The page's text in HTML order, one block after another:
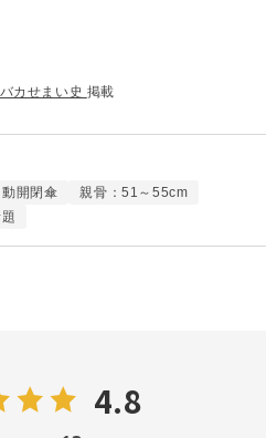
カせまい史 掲載
動開閉傘
親骨：51～55cm
4.8